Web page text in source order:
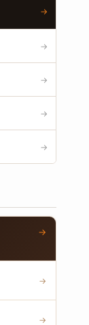
→
→
→
→
→
→
→
→